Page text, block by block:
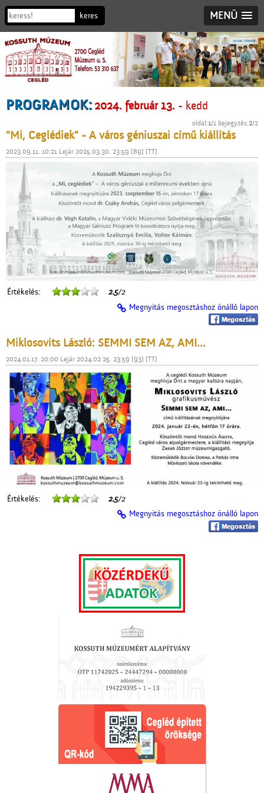
MENÜ
PROGRAMOK:2024. február 13. - kedd
oldal:1/1 bejegyzés:2/2
"Mi, Ceglédiek" - A város géniuszai című kiállítás
2023.09.11. 10:21 Lejár 2025.03.30. 23:59 [89] [TT]
Értékelés: 2.5/2
Megnyitás megosztáshoz önálló lapon
Miklosovits László: SEMMI SEM AZ, AMI...
2024.01.17. 20:00 Lejár 2024.02.25. 23:59 [93] [TT]
Értékelés: 2.5/2
Megnyitás megosztáshoz önálló lapon